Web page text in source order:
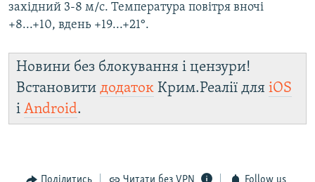
західний 3-8 м/с. Температура повітря вночі
+8...+10, вдень +19...+21°.
Новини без блокування і цензури!
Встановити додаток Крим.Реалії для iOS
і Android.